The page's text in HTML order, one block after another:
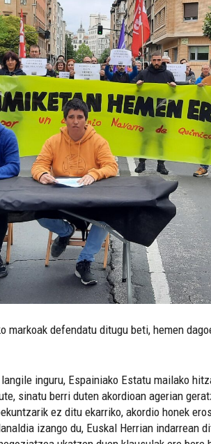
markoak defendatu ditugu beti, hemen
inguru, Espainiako Estatu mailako
sinatu berri duten akordioan agerian
ez ditu ekarriko, akordio honek
izango du, Euskal Herrian indarrean